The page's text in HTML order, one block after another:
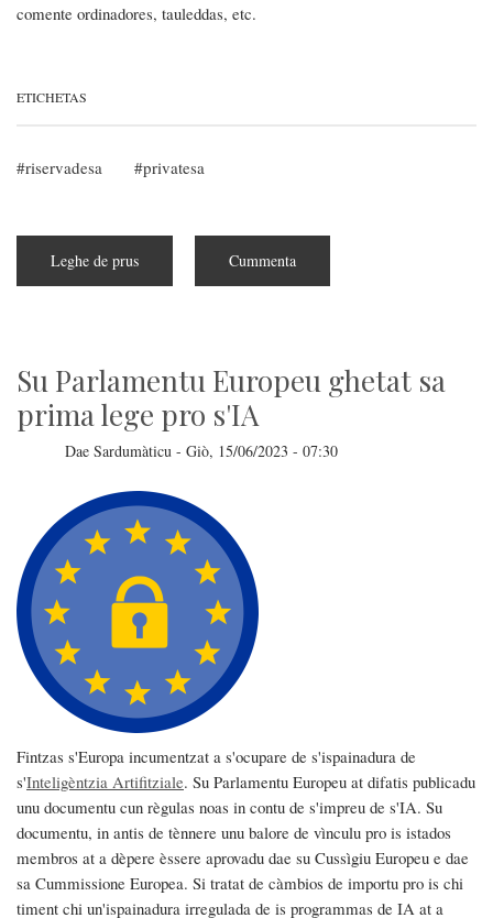
comente ordinadores, tauleddas, etc.
ETICHETAS
riservadesa privatesa
Leghe de prus
Frantza
is
tzitadinos
cun
is
telefoneddos
issoro
Cummenta
Su Parlamentu Europeu ghetat sa
prima lege pro s'IA
Dae Sardumàticu - Giò, 15/06/2023 - 07:30
Fintzas s'Europa incumentzat a s'ocupare de s'ispainadura de
s'Inteligèntzia Artifitziale. Su Parlamentu Europeu at difatis publicadu
unu documentu cun règulas noas in contu de s'impreu de s'IA. Su
documentu, in antis de tènnere unu balore de vìnculu pro is istados
membros at a dèpere èssere aprovadu dae su Cussìgiu Europeu e dae
sa Cummissione Europea. Si tratat de càmbios de importu pro is chi
timent chi un'ispainadura irregulada de is programmas de IA at a